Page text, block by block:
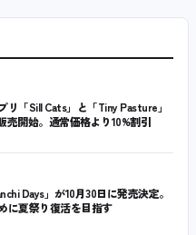
リ「Sill Cats」と「Tiny Pasture」
売開始。通常価格より10%割引
Days」が10月30日に発売決定。
に夏祭り復活を目指す